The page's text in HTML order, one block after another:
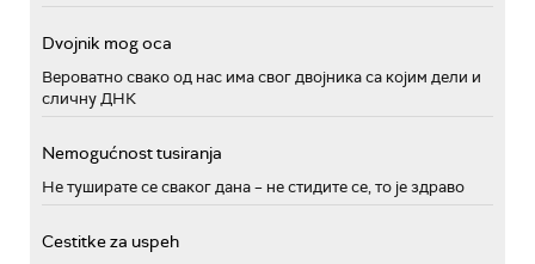
Dvojnik mog oca
Вероватно свако од нас има свог двојника са којим дели и
сличну ДНК
Nemogućnost tusiranja
Не туширате се сваког дана – не стидите се, то је здраво
Cestitke za uspeh